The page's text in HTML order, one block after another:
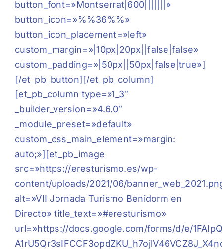
button_font=»Montserrat|600|||||||»
button_icon=»%%36%%»
button_icon_placement=»left»
custom_margin=»|10px|20px||false|false»
custom_padding=»|50px||50px|false|true»]
[/et_pb_button][/et_pb_column]
[et_pb_column type=»1_3″
_builder_version=»4.6.0″
_module_preset=»default»
custom_css_main_element=»margin:
auto;»][et_pb_image
src=»https://eresturismo.es/wp-
content/uploads/2021/06/
alt=»VII Jornada Turismo Benidorm en
Directo» title_text=»#eresturismo»
url=»https://docs.google.com/forms/d/e/